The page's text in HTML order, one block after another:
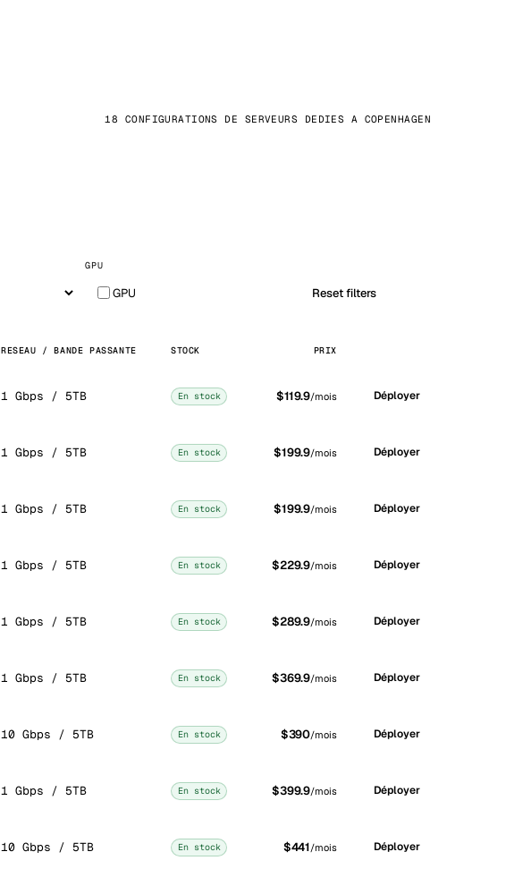
18 CONFIGURATIONS DE SERVEURS DEDIES A COPENHAGEN
GPU
GPU Reset filters
RESEAU / BANDE PASSANTE STOCK PRIX
1 Gbps / 5TB En stock $119.9/mois Déployer
1 Gbps / 5TB En stock $199.9/mois Déployer
1 Gbps / 5TB En stock $199.9/mois Déployer
1 Gbps / 5TB En stock $229.9/mois Déployer
1 Gbps / 5TB En stock $289.9/mois Déployer
1 Gbps / 5TB En stock $369.9/mois Déployer
10 Gbps / 5TB En stock $390/mois Déployer
1 Gbps / 5TB En stock $399.9/mois Déployer
10 Gbps / 5TB En stock $441/mois Déployer